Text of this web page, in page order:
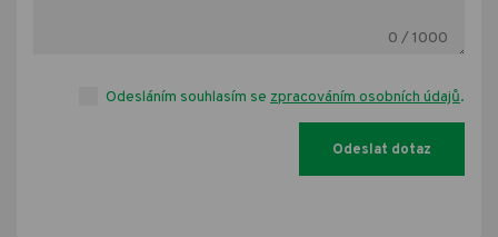
0 / 1000
Odesláním souhlasím se zpracováním osobních údajů.